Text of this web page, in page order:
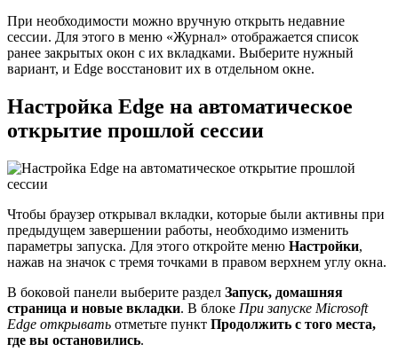
При необходимости можно вручную открыть недавние
сессии. Для этого в меню «Журнал» отображается список
ранее закрытых окон с их вкладками. Выберите нужный
вариант, и Edge восстановит их в отдельном окне.
Настройка Edge на автоматическое
открытие прошлой сессии
Чтобы браузер открывал вкладки, которые были активны при
предыдущем завершении работы, необходимо изменить
параметры запуска. Для этого откройте меню Настройки,
нажав на значок с тремя точками в правом верхнем углу окна.
В боковой панели выберите раздел Запуск, домашняя
страница и новые вкладки. В блоке При запуске Microsoft
Edge открывать отметьте пункт Продолжить с того места,
где вы остановились.